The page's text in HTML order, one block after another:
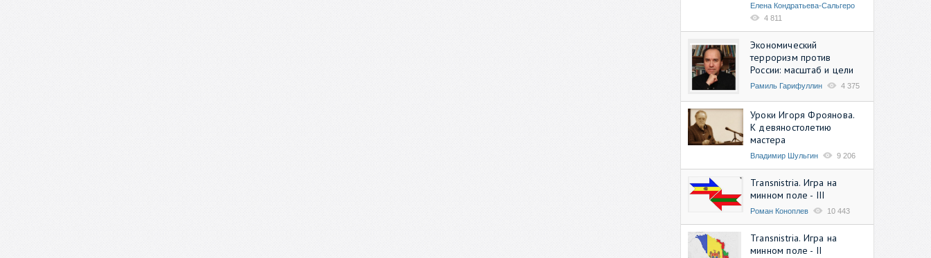
Елена Кондратьева-Сальгеро
4 811
Экономический
терроризм против
России: масштаб и цели
Рамиль Гарифуллин 4 375
Уроки Игоря Фроянова.
К девяностолетию
мастера
Владимир Шульгин 9 206
Transnistria. Игра на
минном поле - III
Роман Коноплев 10 443
Transnistria. Игра на
минном поле - II